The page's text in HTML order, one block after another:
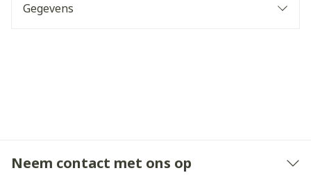
Gegevens
Neem contact met ons op